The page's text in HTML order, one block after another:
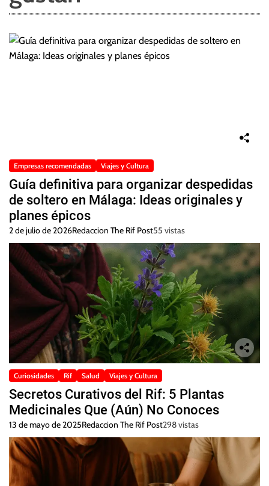
Empresas recomendadas Viajes y Cultura
Guía definitiva para organizar despedidas
de soltero en Málaga: Ideas originales y
planes épicos
2 de julio de 2026Redaccion The Rif Post55 vistas
Curiosidades Rif Salud Viajes y Cultura
Secretos Curativos del Rif: 5 Plantas
Medicinales Que (Aún) No Conoces
13 de mayo de 2025Redaccion The Rif Post298 vistas